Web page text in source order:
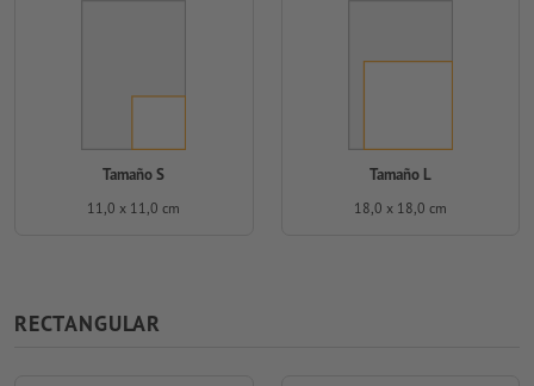
Tamaño S
11,0 x 11,0 cm
Tamaño L
18,0 x 18,0 cm
RECTANGULAR